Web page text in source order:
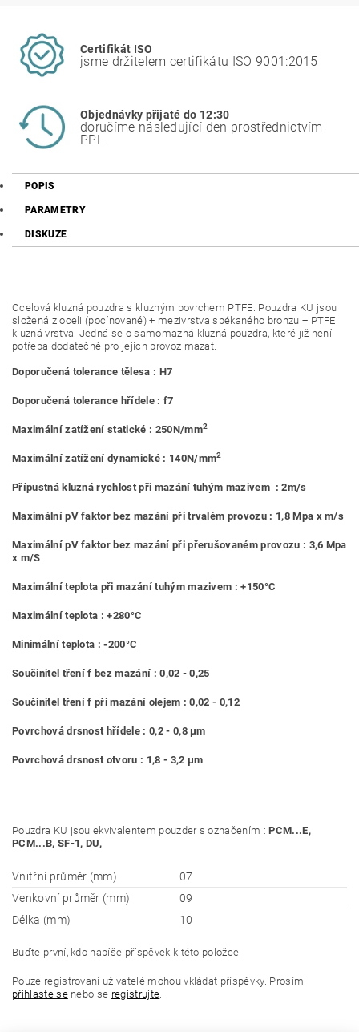
Certifikát ISO
jsme držitelem certifikátu ISO 9001:2015
Objednávky přijaté do 12:30
doručíme následující den prostřednictvím
PPL
POPIS
PARAMETRY
DISKUZE
Ocelová kluzná pouzdra s kluzným povrchem PTFE. Pouzdra KU jsou
složená z oceli (pocínované) + mezivrstva spékaného bronzu + PTFE
kluzná vrstva. Jedná se o samomazná kluzná pouzdra, které již není
potřeba dodatečně pro jejich provoz mazat.
Doporučená tolerance tělesa : H7
Doporučená tolerance hřídele : f7
Maximální zatížení statické : 250N/mm2
Maximální zatížení dynamické : 140N/mm2
Přípustná kluzná rychlost při mazání tuhým mazivem : 2m/s
Maximální pV faktor bez mazání při trvalém provozu : 1,8 Mpa x m/s
Maximální pV faktor bez mazání při přerušovaném provozu : 3,6 Mpa
x m/S
Maximální teplota při mazání tuhým mazivem : +150°C
Maximální teplota : +280°C
Minimální teplota : -200°C
Součinitel tření f bez mazání : 0,02 - 0,25
Součinitel tření f při mazání olejem : 0,02 - 0,12
Povrchová drsnost hřídele : 0,2 - 0,8 μm
Povrchová drsnost otvoru : 1,8 - 3,2 μm
Pouzdra KU jsou ekvivalentem pouzder s označením :PCM...E,
PCM...B, SF-1, DU,
Vnitřní průměr (mm)
07
Venkovní průměr (mm)
09
Délka (mm)
10
Buďte první, kdo napíše příspěvek k této položce.
Pouze registrovaní uživatelé mohou vkládat příspěvky. Prosím
přihlaste senebo se registrujte.